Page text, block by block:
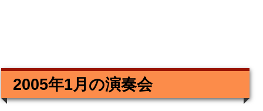
2005年1月の演奏会